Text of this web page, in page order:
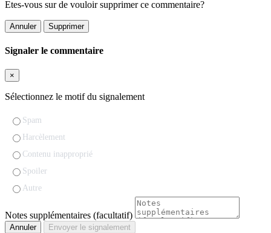
Etes-vous sur de vouloir supprimer ce commentaire?
Annuler Supprimer
Signaler le commentaire
×
Sélectionnez le motif du signalement
Spam
Harcèlement
Contenu inapproprié
Spoiler
Autre
Notes supplémentaires (facultatif)
Annuler Envoyer le signalement